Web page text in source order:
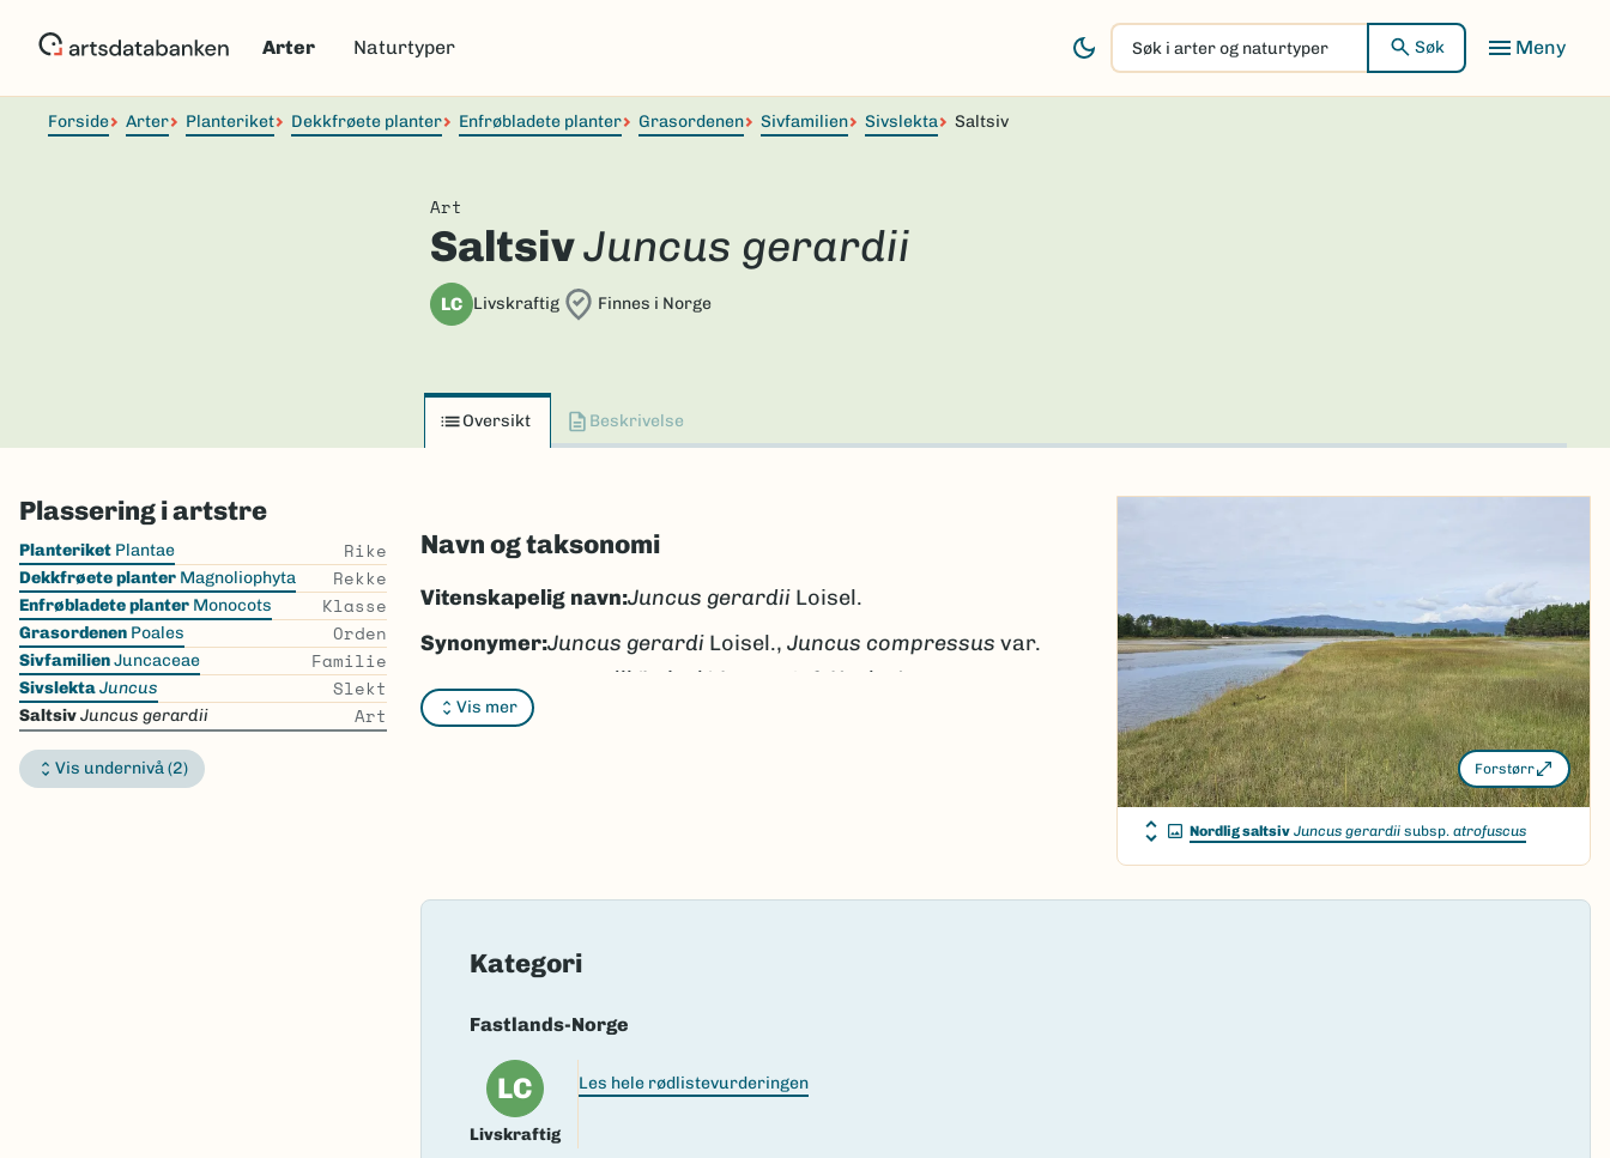
Arter Naturtyper
Søk
i
arter
Søk
Forside Arter Planteriket Dekkfrøete planter Enfrøbladete planter Grasordenen Sivfamilien Sivslekta Saltsiv
Art
SaltsivJuncus gerardii
LC Livskraftig Finnes i Norge
Oversikt Beskrivelse
Plassering i artstre
Skip
the
list
Planteriket Plantae Rike
Dekkfrøete planter Magnoliophyta Rekke
Enfrøbladete planter Monocots Klasse
Grasordenen Poales Orden
SivfamilienJuncaceae Familie
SivslektaJuncus Slekt
SaltsivJuncus gerardii Art
Vis undernivå (2)
Navn og taksonomi
Vis mer
Vitenskapelig navn:Juncus gerardiiLoisel.
Synonymer:Juncus gerardiLoisel., Juncus compressus var.
gerardii(Loisel.) Lagerst. & Krok,
Juncus
Takson ID:144462
Gå til Nortaxa for flere detaljer
Forstørr
Nordlig saltsiv Juncus gerardiisubsp. atrofuscus
Kategori
Fastlands-Norge
LC
Livskraftig
Les hele rødlistevurderingen